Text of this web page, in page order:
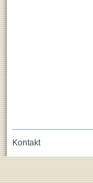
Kontakt